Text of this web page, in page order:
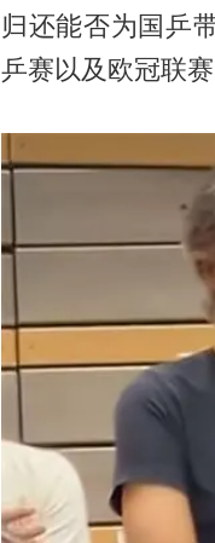
归还能否为国乒
乒赛以及欧冠联